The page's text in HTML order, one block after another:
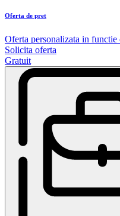
Oferta de pret
Oferta personalizata in
Solicita oferta
Gratuit